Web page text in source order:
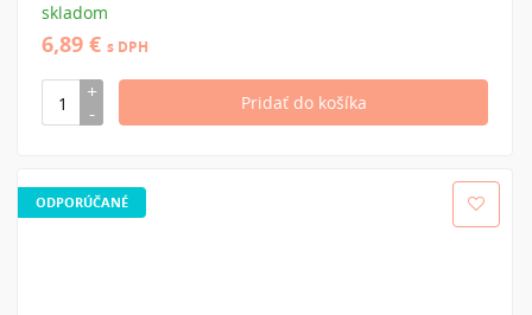
skladom
6,89 € s DPH
ODPORÚČANÉ